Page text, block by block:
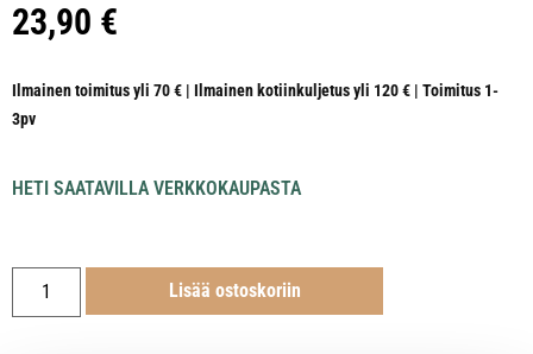
23,90 €
Ilmainen toimitus yli 70 € | Ilmainen kotiinkuljetus yli 120 € | Toimitus 1-
3pv
HETI SAATAVILLA VERKKOKAUPASTA
Lisää ostoskoriin